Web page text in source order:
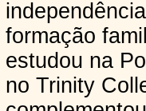
formação
estudou na
no Trinity